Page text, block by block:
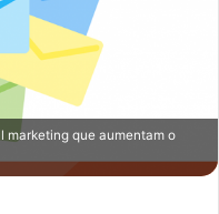
marketing que aumentam o